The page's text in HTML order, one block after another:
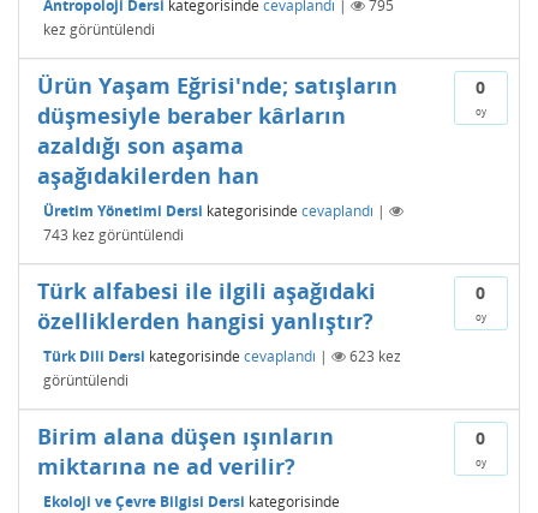
Antropoloji Dersi kategorisinde cevaplandı |
795
kez görüntülendi
0
oy
Ürün Yaşam Eğrisi'nde; satışların
düşmesiyle beraber kârların
azaldığı son aşama
aşağıdakilerden han
Üretim Yönetimi Dersi kategorisinde cevaplandı |
743 kez görüntülendi
0
oy
Türk alfabesi ile ilgili aşağıdaki
özelliklerden hangisi yanlıştır?
Türk Dili Dersi kategorisinde cevaplandı | 623 kez
görüntülendi
0
oy
Birim alana düşen ışınların
miktarına ne ad verilir?
Ekoloji ve Çevre Bilgisi Dersi kategorisinde